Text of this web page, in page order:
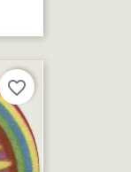
favorite_border